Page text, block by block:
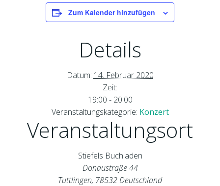
Zum Kalender hinzufügen
Details
Datum: 14. Februar 2020
Zeit:
19:00 - 20:00
Veranstaltungskategorie: Konzert
Veranstaltungsort
Stiefels Buchladen
Donaustraße 44
Tuttlingen, 78532Deutschland